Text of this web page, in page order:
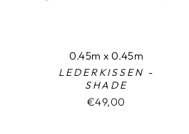
0.45m x 0.45m
LEDERKISSEN -
SHADE
€49,00